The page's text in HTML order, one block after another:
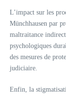
L’impact sur les
Münchhausen par
maltraitance
psychologiques
des mesures de
judiciaire.
Enfin, la